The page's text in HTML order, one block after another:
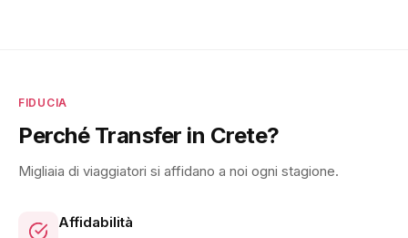
FIDUCIA
Perché Transfer in Crete?
Migliaia di viaggiatori si affidano a noi ogni stagione.
Affidabilità